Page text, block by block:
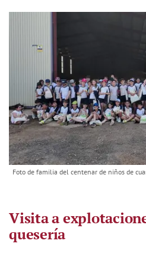
Foto de familia del centenar de niños de
Visita a
quesería